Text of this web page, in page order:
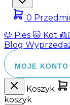
0
🐶 Pies 🐱 Kot
Blog
MOJE KONTO
Koszyk
koszyk